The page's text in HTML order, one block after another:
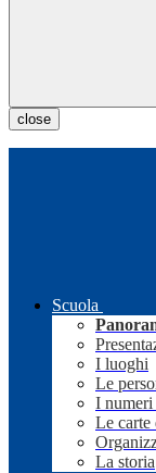
close
Scuola
I luoghi
Le
I numeri
Le carte
La storia